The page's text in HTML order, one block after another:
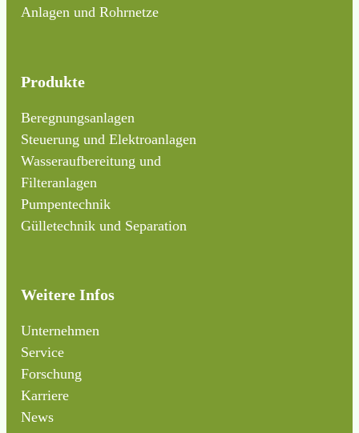
Anlagen und Rohrnetze
Produkte
Beregnungsanlagen
Steuerung und Elektroanlagen
Wasseraufbereitung und
Filteranlagen
Pumpentechnik
Gülletechnik und Separation
Weitere Infos
Unternehmen
Service
Forschung
Karriere
News